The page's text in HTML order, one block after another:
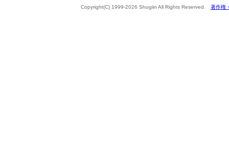
Copyright(C) 1999-2026 Shugiin All Rights Reserved. 著作権